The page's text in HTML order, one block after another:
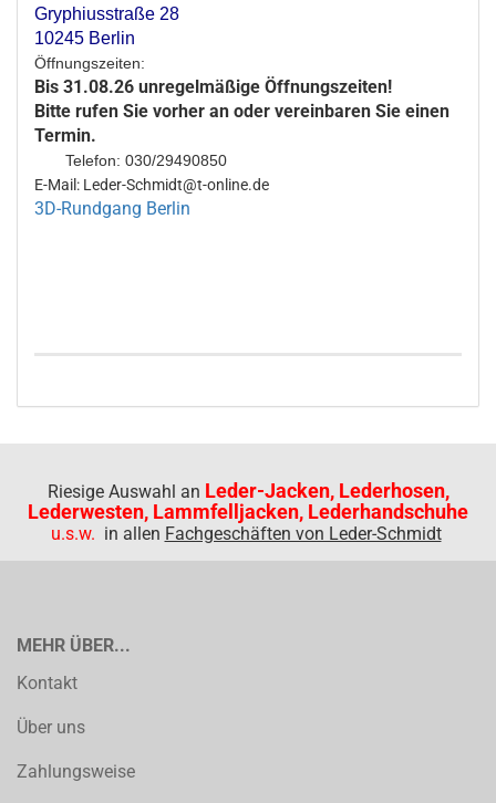
Gryphiusstraße 28
10245 Berlin
Öffnungszeiten:
Bis 31.08.26 unregelmäßige Öffnungszeiten!
Bitte rufen Sie vorher an oder vereinbaren Sie einen
Termin.
Telefon: 030/29490850
E-Mail: Leder-Schmidt@t-online.de
3D-Rundgang Berlin
Riesige Auswahl an Leder-Jacken, Lederhosen,
Lederwesten, Lammfelljacken, Lederhandschuhe
u.s.w. in allen Fachgeschäften von Leder-Schmidt
MEHR ÜBER...
Kontakt
Über uns
Zahlungsweise